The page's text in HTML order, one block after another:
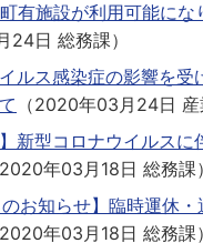
有施設が利用可能にな
24日 総務課）
ルス感染症の影響を受
（2020年03月24日
】新型コロナウイルスに
2020年03月18日 総務課）
のお知らせ】臨時運休
2020年03月18日 総務課）